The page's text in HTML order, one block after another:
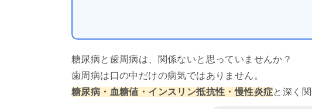
糖尿病と歯周病は、関係ないと思っていませんか？
歯周病は口の中だけの病気ではありません。
糖尿病・血糖値・インスリン抵抗性・慢性炎症と深く